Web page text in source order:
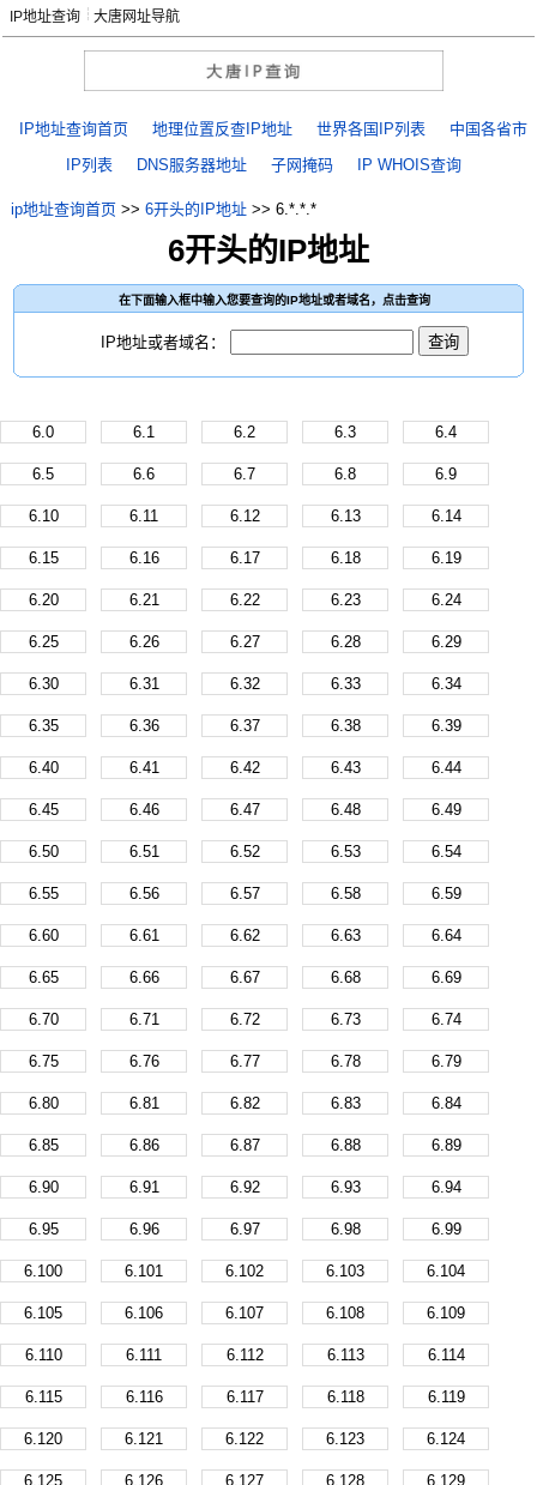
大唐网址导航
IP地址查询
IP地址查询首页 地理位置反查IP地址 世界各国IP列表
中国各省市
IP列表
DNS服务器地址 子网掩码 IP WHOIS查询
ip地址查询首页>> 6开头的IP地址>> 6.*.*.*
6开头的IP地址
在下面输入框中输入您要查询的IP地址或者域名，点击查询
IP地址或者域名：
6.0 6.1 6.2 6.3 6.4
6.5 6.6 6.7 6.8 6.9
6.10 6.11 6.12 6.13 6.14
6.15 6.16 6.17 6.18 6.19
6.20 6.21 6.22 6.23 6.24
6.25 6.26 6.27 6.28 6.29
6.30 6.31 6.32 6.33 6.34
6.35 6.36 6.37 6.38 6.39
6.40 6.41 6.42 6.43 6.44
6.45 6.46 6.47 6.48 6.49
6.50 6.51 6.52 6.53 6.54
6.55 6.56 6.57 6.58 6.59
6.60 6.61 6.62 6.63 6.64
6.65 6.66 6.67 6.68 6.69
6.70 6.71 6.72 6.73 6.74
6.75 6.76 6.77 6.78 6.79
6.80 6.81 6.82 6.83 6.84
6.85 6.86 6.87 6.88 6.89
6.90 6.91 6.92 6.93 6.94
6.95 6.96 6.97 6.98 6.99
6.100 6.101 6.102 6.103 6.104
6.105 6.106 6.107 6.108 6.109
6.110 6.111 6.112 6.113 6.114
6.115 6.116 6.117 6.118 6.119
6.120 6.121 6.122 6.123 6.124
6.125 6.126 6.127 6.128 6.129